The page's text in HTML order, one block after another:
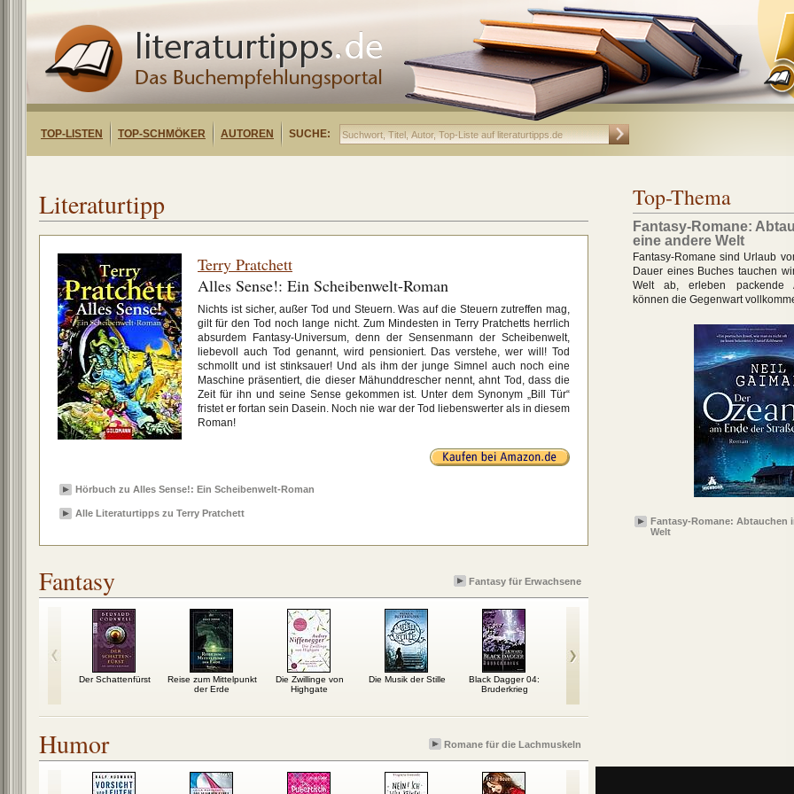
TOP-LISTEN TOP-SCHMÖKER AUTOREN SUCHE:
Literaturtipp
Terry Pratchett
Alles Sense!: Ein Scheibenwelt-Roman
Nichts ist sicher, außer Tod und Steuern. Was auf die Steuern zutreffen mag,
gilt für den Tod noch lange nicht. Zum Mindesten in Terry Pratchetts herrlich
absurdem Fantasy-Universum, denn der Sensenmann der Scheibenwelt,
liebevoll auch Tod genannt, wird pensioniert. Das verstehe, wer will! Tod
schmollt und ist stinksauer! Und als ihm der junge Simnel auch noch eine
Maschine präsentiert, die dieser Mähunddrescher nennt, ahnt Tod, dass die
Zeit für ihn und seine Sense gekommen ist. Unter dem Synonym „Bill Tür“
fristet er fortan sein Dasein. Noch nie war der Tod liebenswerter als in diesem
Roman!
Hörbuch zu Alles Sense!: Ein Scheibenwelt-Roman
Alle Literaturtipps zu Terry Pratchett
Fantasy Fantasy für Erwachsene
Der Schattenfürst
Reise zum Mittelpunkt
der Erde
Die Zwillinge von
Highgate
Die Musik der Stille
Black Dagger 04:
Bruderkrieg
Humor Romane für die Lachmuskeln
Top-Thema
Fantasy-Romane:
eine andere Welt
Fantasy-Romane sind Urlaub
Dauer eines Buches tauchen
Welt ab, erleben packende
können die Gegenwart
Fantasy-Romane: Abtauchen
Welt